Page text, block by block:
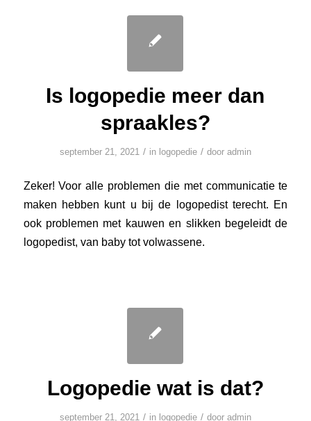
Is logopedie meer dan
spraakles?
september 21, 2021 / in logopedie / door admin
Zeker! Voor alle problemen die met communicatie te
maken hebben kunt u bij de logopedist terecht. En
ook problemen met kauwen en slikken begeleidt de
logopedist, van baby tot volwassene.
Logopedie wat is dat?
september 21, 2021 / in logopedie / door admin